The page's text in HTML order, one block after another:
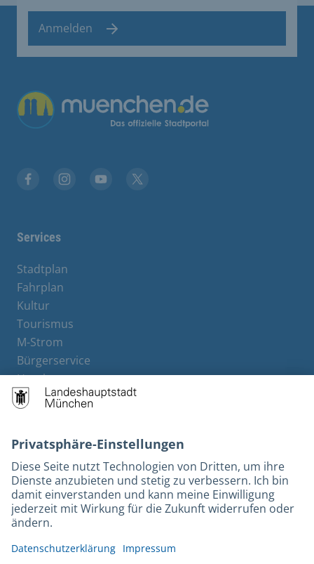
Anmelden
Übergreifende Links
Services
Stadtplan
Fahrplan
Kultur
Tourismus
M-Strom
Bürgerservice
Hotels
Barrierefreiheit
Leichte Sprache
Gebärdensprache
Datenschutz
Impressum